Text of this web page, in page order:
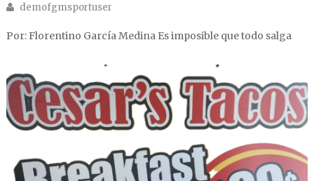
Author
demofgmsportuser
Por: Florentino García Medina Es imposible que todo salga